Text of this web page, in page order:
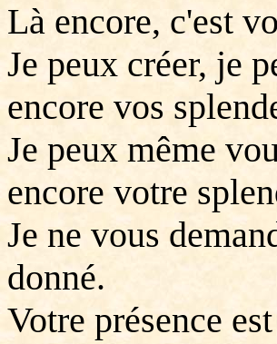
Là encore, c'est
Je peux créer, je
encore vos
Je peux même
encore votre
Je ne vous
donné.
Votre présence